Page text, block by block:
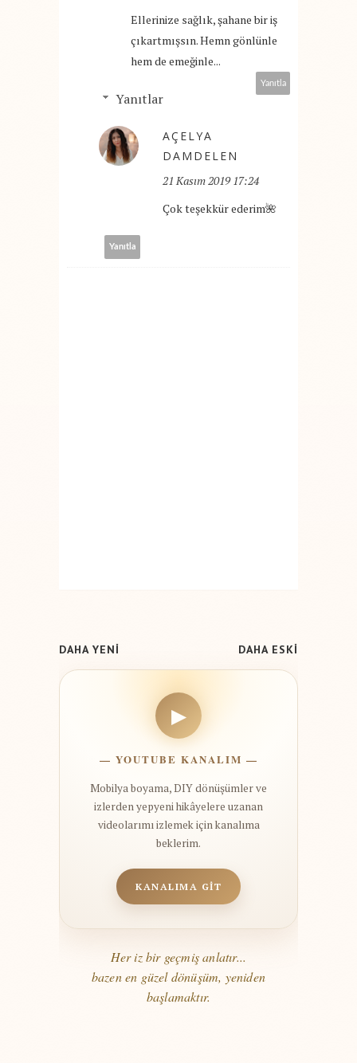
Ellerinize sağlık, şahane bir iş
çıkartmışsın. Hemn gönlünle
hem de emeğinle...
Yanıtla
Yanıtlar
AÇELYA
DAMDELEN
21 Kasım 2019 17:24
Çok teşekkür ederim🌺
Yanıtla
DAHA YENİ DAHA ESKİ
▶
— YOUTUBE KANALIM —
Mobilya boyama, DIY dönüşümler ve
izlerden yepyeni hikâyelere uzanan
videolarımı izlemek için kanalıma
beklerim.
KANALIMA GİT
Her iz bir geçmiş anlatır...
bazen en güzel dönüşüm, yeniden
başlamaktır.